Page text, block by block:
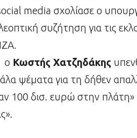
media σχολίασε ο
συζήτηση για τις
ο Κωστής Χατζηδάκης
ψέματα για τη δήθεν
100 δισ. ευρώ στην πλάτη»